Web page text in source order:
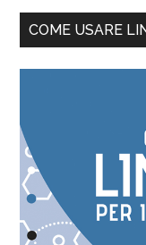
COME USARE